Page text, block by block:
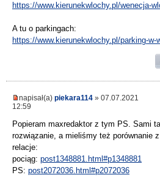
https://www.kierunekwlochy.pl/wenecja-
A tu o parkingach:
https://www.kierunekwlochy.pl/parking-w-
napisał(a) piekara114 » 07.07.2021
12:59
Popieram maxredaktor z tym PS. Sami
rozwiązanie, a mieliśmy też porównanie
relacje:
pociąg: post1348881.html#p1348881
PS: post2072036.html#p2072036